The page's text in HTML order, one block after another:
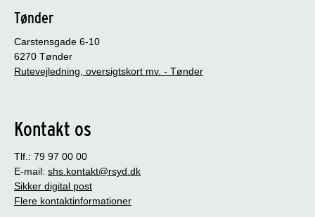
Tønder
Carstensgade 6-10
6270 Tønder
Rutevejledning, oversigtskort mv. - Tønder
Kontakt os
Tlf.: 79 97 00 00
E-mail: shs.kontakt@rsyd.dk
Sikker digital post
Flere kontaktinformationer